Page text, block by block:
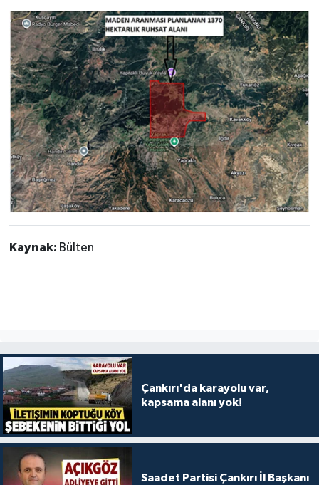
Kaynak: Bülten
Çankırı'da karayolu var,
kapsama alanı yok!
Saadet Partisi Çankırı İl Başkanı